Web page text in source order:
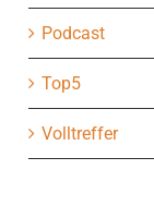
Podcast
Top5
Volltreffer